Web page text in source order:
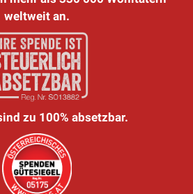
weltweit an.
zu 100% absetzbar.